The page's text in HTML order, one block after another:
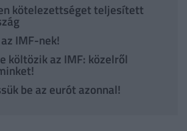
kötelezettséget teljesített
IMF-nek!
költözik az IMF: közelről
be az eurót azonnal!